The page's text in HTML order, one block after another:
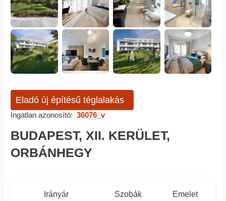
Eladó új építésű téglalakás
Ingatlan azonosító: 36076_v
BUDAPEST, XII. KERÜLET,
ORBÁNHEGY
Irányár Szobák Emelet